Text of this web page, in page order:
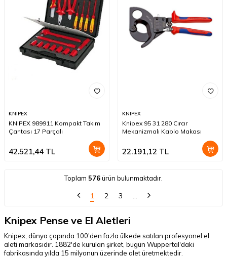
KNIPEX
KNIPEX 989911 Kompakt Takım
Çantası 17 Parçalı
42.521,44 TL
KNIPEX
Knipex 95 31 280 Cırcır
Mekanizmalı Kablo Makası
22.191,12 TL
Toplam 576ürün bulunmaktadır.
1 2 3 …
Knipex Pense ve El Aletleri
Knipex, dünya çapında 100'den fazla ülkede satılan profesyonel el
aleti markasıdır. 1882'de kurulan şirket, bugün Wuppertal'daki
fabrikasında yılda 15 milyonun üzerinde alet üretmektedir.